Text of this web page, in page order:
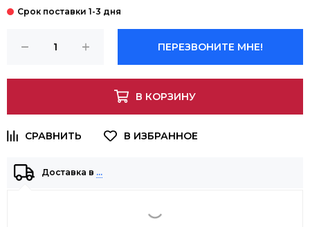
ПЕРЕЗВОНИТЕ МНЕ!
В КОРЗИНУ
Доставка в …